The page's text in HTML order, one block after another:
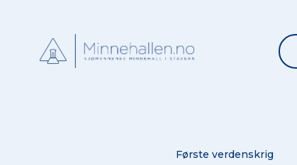
Første verdenskrig